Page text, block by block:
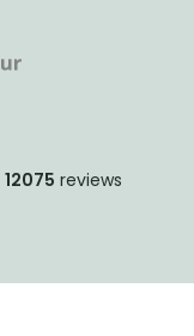
12075 reviews